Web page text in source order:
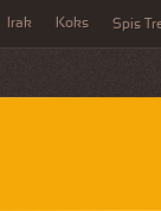
Irak Koks Spis